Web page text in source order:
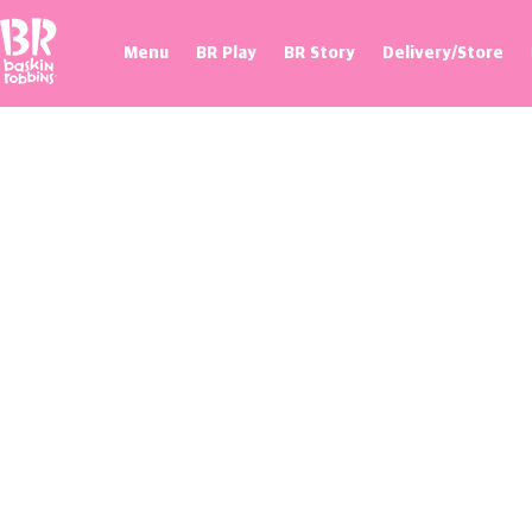
Baskin Robbins
Menu BR Play BR Story Delivery/Store